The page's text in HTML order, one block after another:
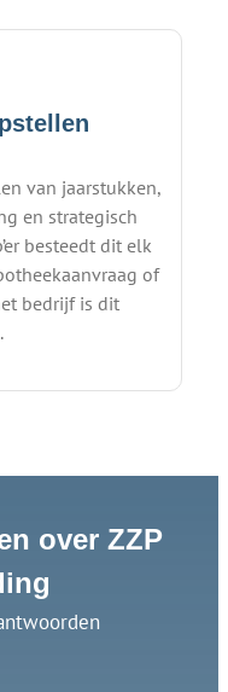
van jaarstukken,
en strategisch
besteedt dit elk
of
bedrijf is dit
over ZZP